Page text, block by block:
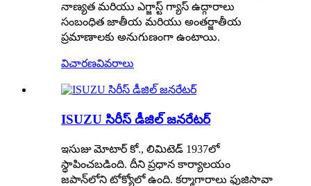
నాణ్యత మరియు ఎగ్జాస్ట్ గ్యాస్ ఉద్గారాలు
సంబంధిత జాతీయ మరియు అంతర్జాతీయ
ప్రమాణాలకు అనుగుణంగా ఉంటాయి.
విచారణవివరాలు
ISUZU సిరీస్ డీజిల్ జనరేటర్
ఇసుజు మోటార్ కో., లిమిటెడ్ 1937లో
స్థాపించబడింది. దీని ప్రధాన కార్యాలయం
జపాన్‌లోని టోక్యోలో ఉంది. కర్మాగారాలు ఫుజిసావా